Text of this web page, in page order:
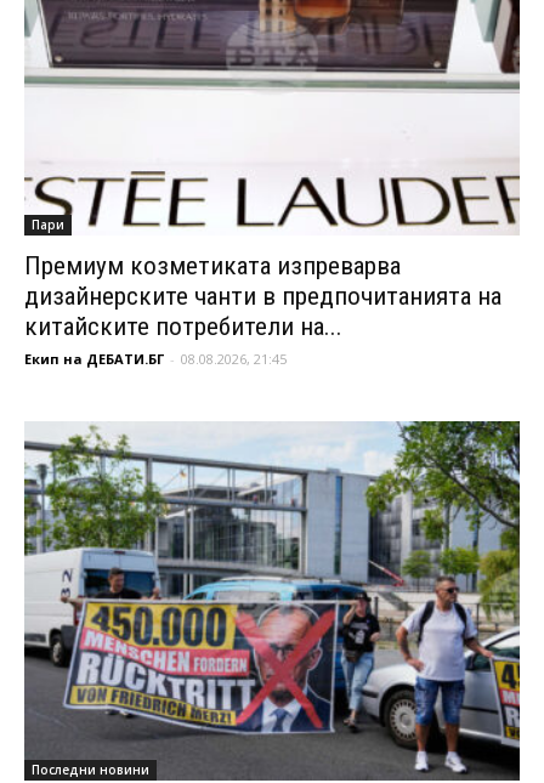
Пари
Премиум козметиката изпреварва
дизайнерските чанти в предпочитанията на
китайските потребители на...
Екип на ДЕБАТИ.БГ - 08.08.2026, 21:45
Последни новини